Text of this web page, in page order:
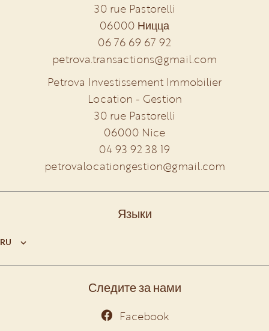
30 rue Pastorelli
06000 Ницца
06 76 69 67 92
petrova.transactions@gmail.com
Petrova Investissement Immobilier
Location - Gestion
30 rue Pastorelli
06000 Nice
04 93 92 38 19
petrovalocationgestion@gmail.com
Языки
RU
Следите за нами
Facebook